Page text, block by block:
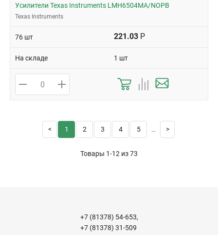
Усилители Texas Instruments LMH6504MA/NOPB
Texas Instruments
76 шт 221.03 Р
На складе 1 шт
1 2 3 4 5 ...
Товары 1-12 из73
+7 (81378) 54-653,
+7 (81378) 31-509